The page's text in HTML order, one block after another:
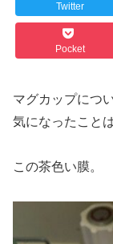
Twitter
Pocket
マグカップにつ
気になったこと
この茶色い膜。